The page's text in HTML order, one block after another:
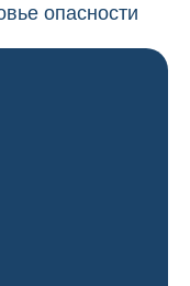
опасности